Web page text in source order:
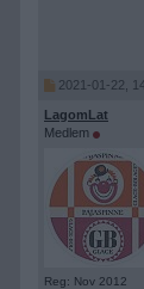
2021-01-22,
LagomLat
Medlem
Reg: Nov 2012